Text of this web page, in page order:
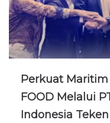
Perkuat Maritim
FOOD Melalui
Indonesia